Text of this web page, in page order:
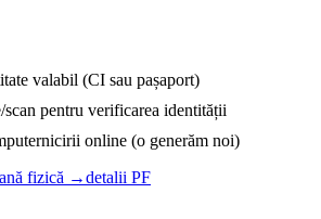
valabil (CI sau pașaport)
pentru verificarea identității
online (o generăm noi)
fizică →detalii PF